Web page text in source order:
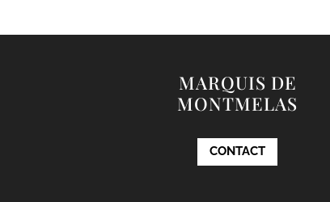
MARQUIS DE
MONTMELAS
CONTACT